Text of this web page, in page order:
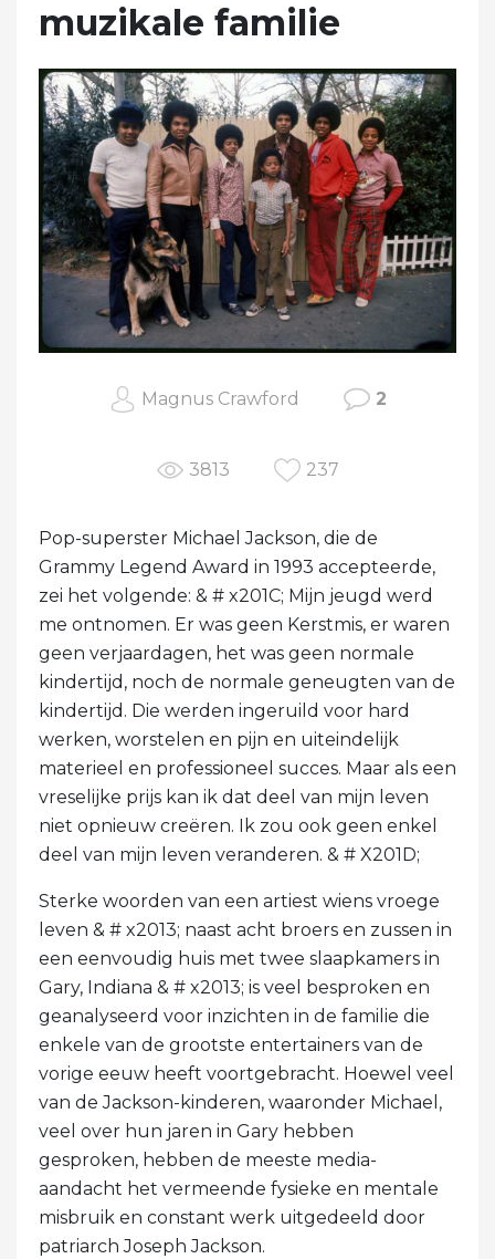
muzikale familie
Magnus Crawford 2
3813 237
Pop-superster Michael Jackson, die de
Grammy Legend Award in 1993 accepteerde,
zei het volgende: & # x201C; Mijn jeugd werd
me ontnomen. Er was geen Kerstmis, er waren
geen verjaardagen, het was geen normale
kindertijd, noch de normale geneugten van de
kindertijd. Die werden ingeruild voor hard
werken, worstelen en pijn en uiteindelijk
materieel en professioneel succes. Maar als een
vreselijke prijs kan ik dat deel van mijn leven
niet opnieuw creëren. Ik zou ook geen enkel
deel van mijn leven veranderen. & # X201D;
Sterke woorden van een artiest wiens vroege
leven & # x2013; naast acht broers en zussen in
een eenvoudig huis met twee slaapkamers in
Gary, Indiana & # x2013; is veel besproken en
geanalyseerd voor inzichten in de familie die
enkele van de grootste entertainers van de
vorige eeuw heeft voortgebracht. Hoewel veel
van de Jackson-kinderen, waaronder Michael,
veel over hun jaren in Gary hebben
gesproken, hebben de meeste media-
aandacht het vermeende fysieke en mentale
misbruik en constant werk uitgedeeld door
patriarch Joseph Jackson.